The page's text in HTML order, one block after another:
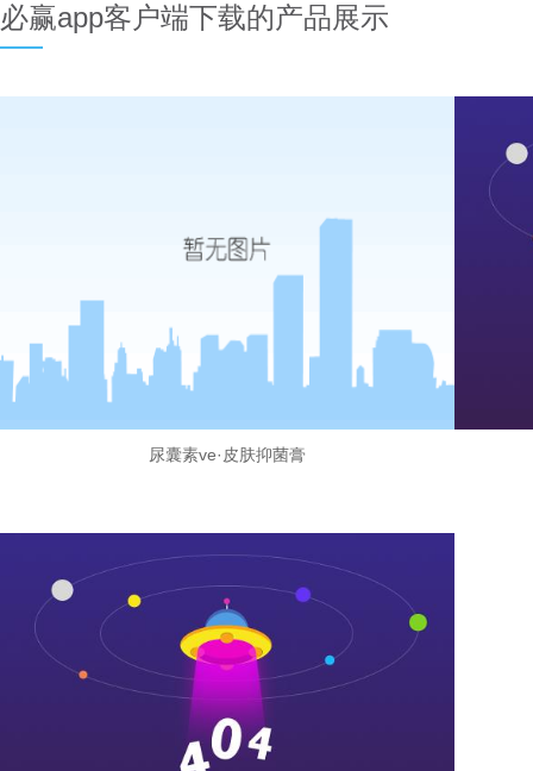
必赢app客户端下载的产品展示
尿囊素ve·皮肤抑菌膏